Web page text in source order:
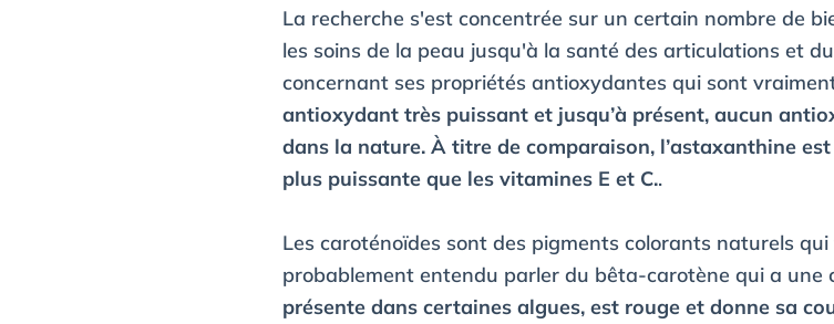
La recherche s'est concentrée sur un certain nombre de
les soins de la peau jusqu'à la santé des articulations et
concernant ses propriétés antioxydantes qui sont
antioxydant très puissant et jusqu’à présent, aucun
dans la nature. À titre de comparaison, l’astaxanthine
plus puissante que les vitamines E et C..
Les caroténoïdes sont des pigments colorants naturels
probablement entendu parler du bêta-carotène qui a une
présente dans certaines algues, est rouge et donne sa